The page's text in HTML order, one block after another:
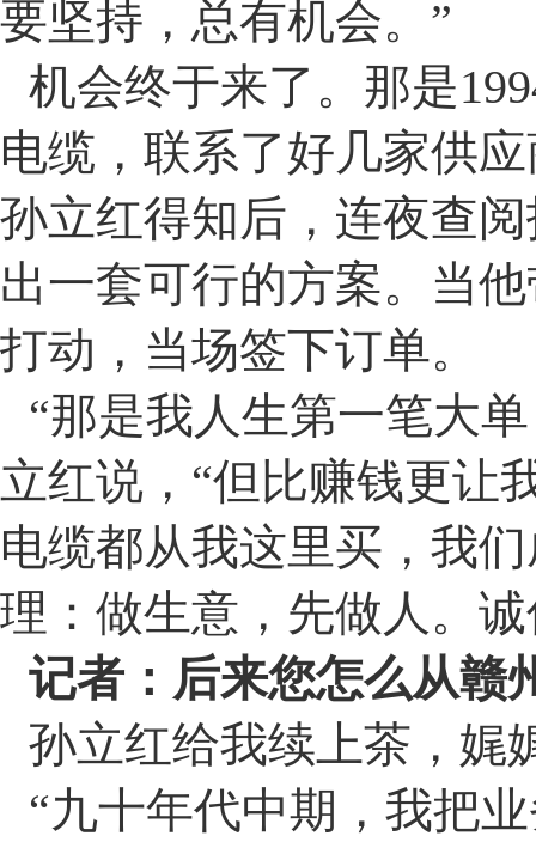
要坚持，总有机会。 ”
机会终于来了。那是
电缆，联系了好几家供
孙立红得知后，连夜查
出一套可行的方案。当
打动，当场签下订单。
“那是我人生第一笔大
立红说， “但比赚钱更让
电缆都从我这里买，我
理：做生意，先做人。
记者：后来您怎么从赣
孙立红给我续上茶，娓
“九十年代中期，我把